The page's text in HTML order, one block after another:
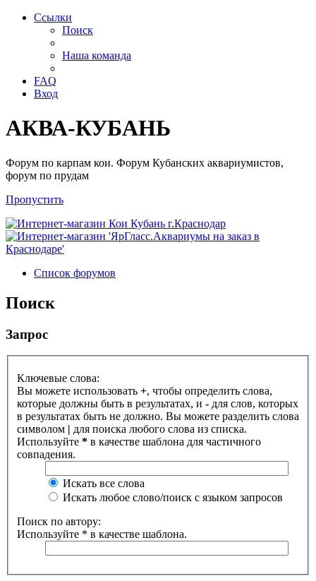
Ссылки
Поиск
Наша команда
FAQ
Вход
АКВА-КУБАНЬ
Форум по карпам кои. Форум Кубанских аквариумистов,
форум по прудам
Пропустить
Список форумов
Поиск
Запрос
Ключевые слова:
Вы можете использовать +, чтобы определить слова,
которые должны быть в результатах, и - для слов, которых
в результатах быть не должно. Вы можете разделить слова
символом | для поиска любого слова из списка.
Используйте * в качестве шаблона для частичного
совпадения.
Искать все слова
Искать любое слово/поиск с языком запросов
Поиск по автору:
Используйте * в качестве шаблона.